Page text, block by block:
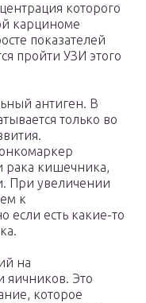
которого
карциноме
показателей
пройти УЗИ этого
антиген. В
только во
рака кишечника,
При увеличении
к
если есть какие-то
на
яичников. Это
которое